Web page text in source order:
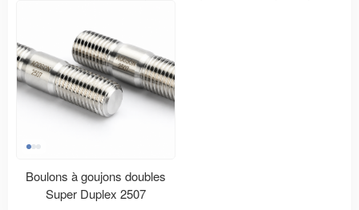
Boulons à goujons doubles
Super Duplex 2507